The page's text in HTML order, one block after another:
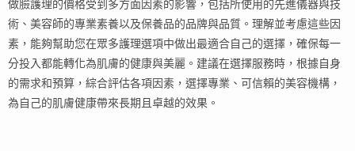
做臉護理的價格受到多方面因素的影響，包括所使用的先進儀器與技
術、美容師的專業素養以及保養品的品牌與品質。理解並考慮這些因
素，能夠幫助您在眾多護理選項中做出最適合自己的選擇，確保每一
分投入都能轉化為肌膚的健康與美麗。建議在選擇服務時，根據自身
的需求和預算，綜合評估各項因素，選擇專業、可信賴的美容機構，
為自己的肌膚健康帶來長期且卓越的效果。